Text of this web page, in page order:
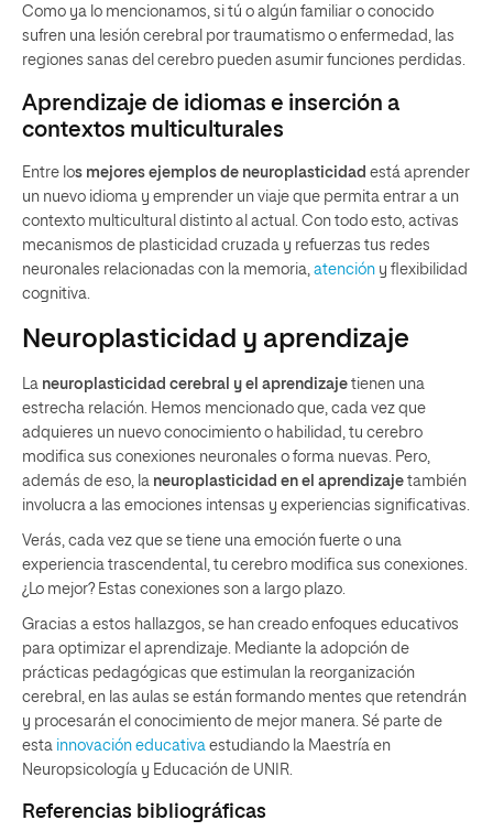
Como ya lo mencionamos, si tú o algún familiar o conocido
sufren una lesión cerebral por traumatismo o enfermedad, las
regiones sanas del cerebro pueden asumir funciones perdidas.
Aprendizaje de idiomas e inserción a
contextos multiculturales
Entre los mejores ejemplos de neuroplasticidad está aprender
un nuevo idioma y emprender un viaje que permita entrar a un
contexto multicultural distinto al actual. Con todo esto, activas
mecanismos de plasticidad cruzada y refuerzas tus redes
neuronales relacionadas con la memoria, atención y flexibilidad
cognitiva.
Neuroplasticidad y aprendizaje
La neuroplasticidad cerebral y el aprendizaje tienen una
estrecha relación. Hemos mencionado que, cada vez que
adquieres un nuevo conocimiento o habilidad, tu cerebro
modifica sus conexiones neuronales o forma nuevas. Pero,
además de eso, la neuroplasticidad en el aprendizaje también
involucra a las emociones intensas y experiencias significativas.
Verás, cada vez que se tiene una emoción fuerte o una
experiencia trascendental, tu cerebro modifica sus conexiones.
¿Lo mejor? Estas conexiones son a largo plazo.
Gracias a estos hallazgos, se han creado enfoques educativos
para optimizar el aprendizaje. Mediante la adopción de
prácticas pedagógicas que estimulan la reorganización
cerebral, en las aulas se están formando mentes que retendrán
y procesarán el conocimiento de mejor manera. Sé parte de
esta innovación educativa estudiando la Maestría en
Neuropsicología y Educación de UNIR.
Referencias bibliográficas